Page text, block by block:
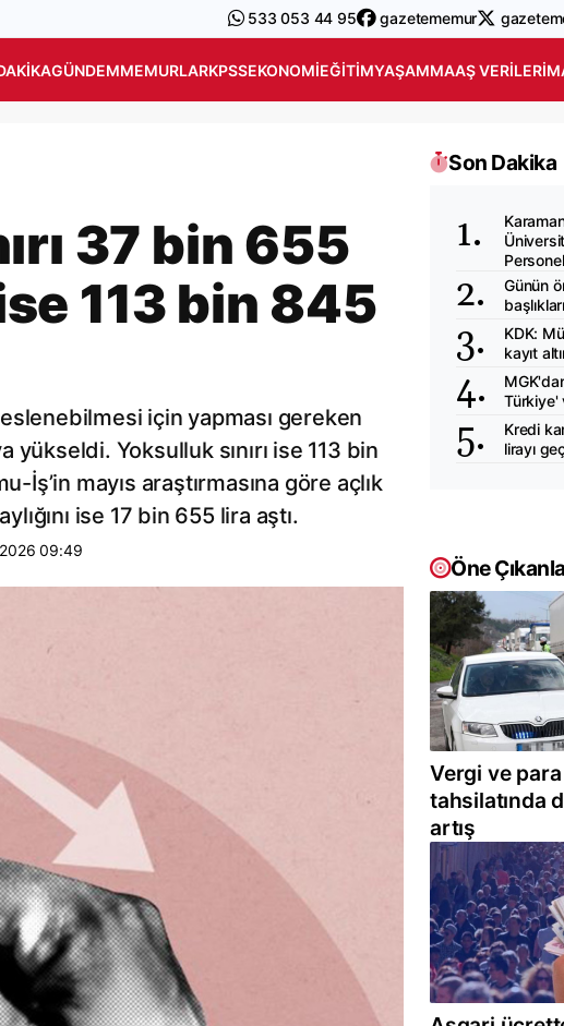
533 053 44 95 gazetememur
GÜNDEMMEMURLARKPSSEKONOMIEĞITIMYAŞAMMAAŞ VERILERI
37 bin 655
113 bin 845
için yapması gereken
yükseldi. Yoksulluk sınırı ise 113 bin
İş’in mayıs araştırmasına göre açlık
ise 17 bin 655 lira aştı.
09:49
Son Dakika
Günün
başlıkları
KDK:
kayıt
Türkiye'
Kredi
lirayı
Öne
Vergi ve para
tahsilatında
artış